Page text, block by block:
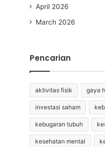
April 2026
March 2026
Pencarian
aktivitas fisik gaya
investasi saham
kebugaran tubuh
kesehatan mental